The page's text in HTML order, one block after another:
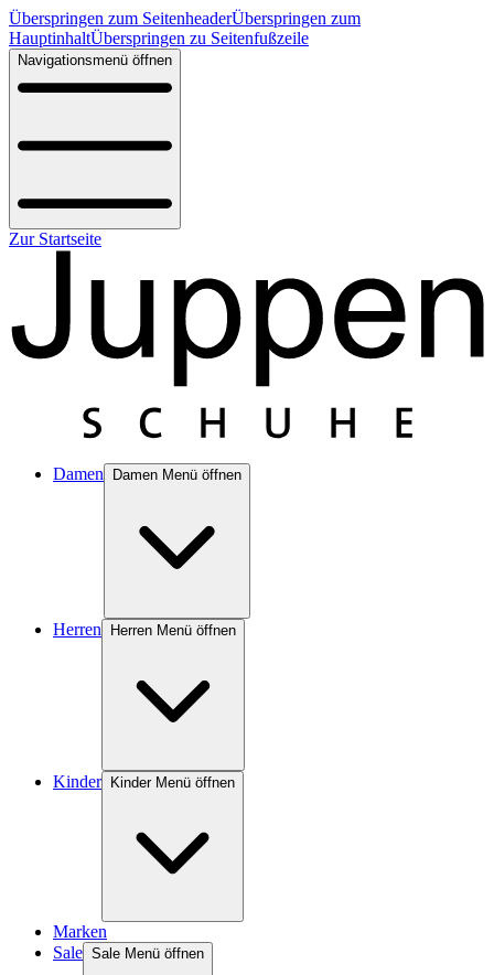
Überspringen zum SeitenheaderÜberspringen zum
HauptinhaltÜberspringen zu Seitenfußzeile
Navigationsmenü öffnen
Zur Startseite
Damen Damen Menü öffnen
Herren Herren Menü öffnen
Kinder Kinder Menü öffnen
Marken
Sale Sale Menü öffnen